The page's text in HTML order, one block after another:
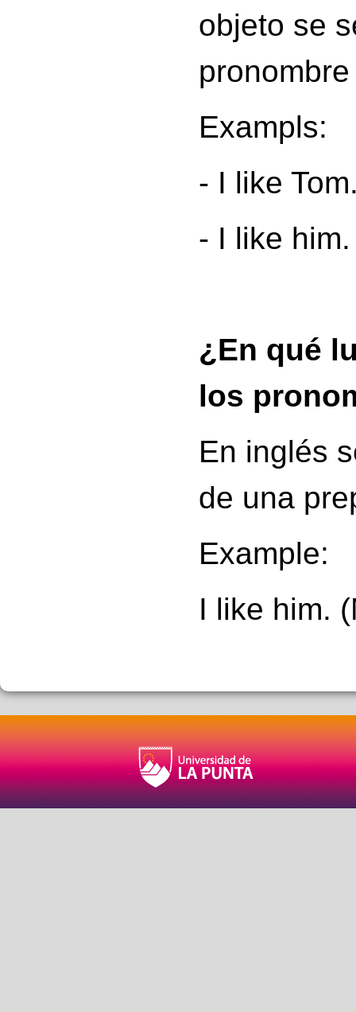
objeto se
Exampls:
- I like
- I like
¿En qué
los
En inglés
de una
Example:
I like him.